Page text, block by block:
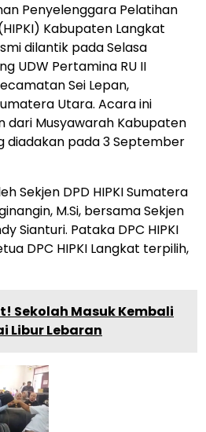
Penyelenggara Pelatihan
Kabupaten Langkat
dilantik pada Selasa
UDW Pertamina RU II
Sei Lepan,
Utara. Acara ini
dari Musyawarah Kabupaten
diadakan pada 3 September
Sekjen DPD HIPKI Sumatera
M.Si, bersama Sekjen
Sianturi. Pataka DPC HIPKI
DPC HIPKI Langkat terpilih,
Sekolah Masuk Kembali
Libur Lebaran